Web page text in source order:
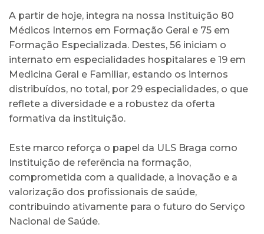
A partir de hoje, integra na nossa Instituição 80
Médicos Internos em Formação Geral e 75 em
Formação Especializada. Destes, 56 iniciam o
internato em especialidades hospitalares e 19 em
Medicina Geral e Familiar, estando os internos
distribuídos, no total, por 29 especialidades, o que
reflete a diversidade e a robustez da oferta
formativa da instituição.
Este marco reforça o papel da ULS Braga como
Instituição de referência na formação,
comprometida com a qualidade, a inovação e a
valorização dos profissionais de saúde,
contribuindo ativamente para o futuro do Serviço
Nacional de Saúde.